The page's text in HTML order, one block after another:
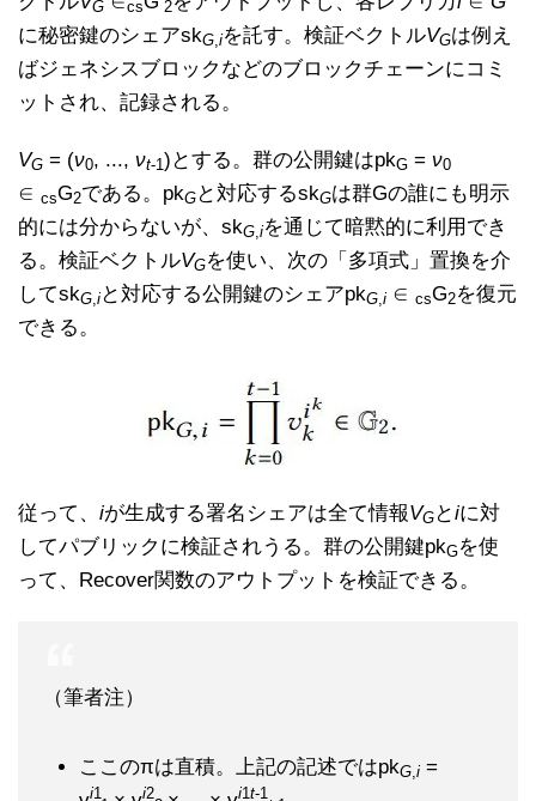
G cs 2
に秘密鍵のシェアskG iを託す。検証ベクトルVGは例え
ばジェネシスブロックなどのブロックチェーンにコミ
ットされ、記録される。
VG = (ν0, ..., νt-1 )とする。群の公開鍵はpkG = ν0
∈ csG2である。pkG と対応するskGは群Gの誰にも明示
的には分からないが、skG iを通じて暗黙的に利用でき
る。検証ベクトルVGを使い、次の「多項式」置換を介
してskG i と対応する公開鍵のシェアpkG i ∈ csG2を復元
できる。
従って、 iが生成する署名シェアは全て情報VG とiに対
してパブリックに検証されうる。群の公開鍵pkGを使
って、Recover関数のアウトプットを検証できる。
（筆者注）
ここのπは直積。上記の記述ではpkG i =
i1 i2 i1t-1